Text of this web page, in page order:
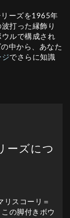
ーズを1965年
打った縁飾り
ルで構成され
中から、あなた
ジでさらに知識
ーズにつ
スコーリ＝
の脚付きボウ